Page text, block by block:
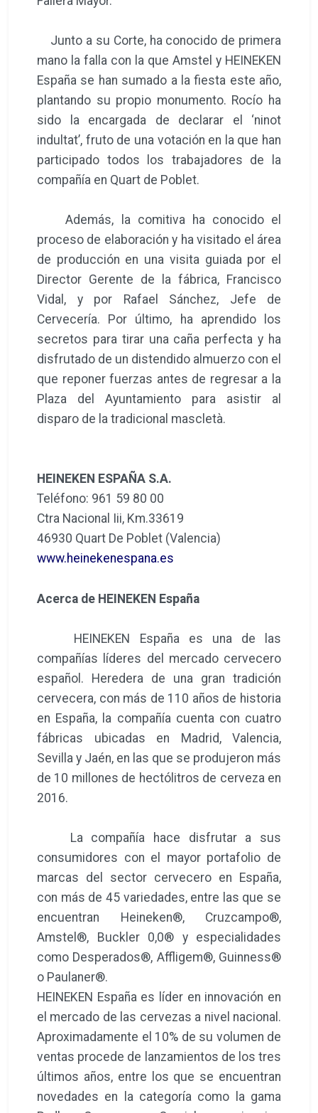
Junto a su Corte, ha conocido de primera
mano la falla con la que Amstel y HEINEKEN
España se han sumado a la fiesta este año,
plantando su propio monumento. Rocío ha
sido la encargada de declarar el ‘ninot
indultat’, fruto de una votación en la que han
participado todos los trabajadores de la
compañía en Quart de Poblet.
Además, la comitiva ha conocido el
proceso de elaboración y ha visitado el área
de producción en una visita guiada por el
Director Gerente de la fábrica, Francisco
Vidal, y por Rafael Sánchez, Jefe de
Cervecería. Por último, ha aprendido los
secretos para tirar una caña perfecta y ha
disfrutado de un distendido almuerzo con el
que reponer fuerzas antes de regresar a la
Plaza del Ayuntamiento para asistir al
disparo de la tradicional mascletà.
HEINEKEN ESPAÑA S.A.
Teléfono: 961 59 80 00
Ctra Nacional Iii, Km.33619
46930 Quart De Poblet (Valencia)
www.heinekenespana.es
Acerca de HEINEKEN España
HEINEKEN España es una de las
compañías líderes del mercado cervecero
español. Heredera de una gran tradición
cervecera, con más de 110 años de historia
en España, la compañía cuenta con cuatro
fábricas ubicadas en Madrid, Valencia,
Sevilla y Jaén, en las que se produjeron más
de 10 millones de hectólitros de cerveza en
2016.
La compañía hace disfrutar a sus
consumidores con el mayor portafolio de
marcas del sector cervecero en España,
con más de 45 variedades, entre las que se
encuentran Heineken®, Cruzcampo®,
Amstel®, Buckler 0,0® y especialidades
como Desperados®, Affligem®, Guinness®
o Paulaner®.
HEINEKEN España es líder en innovación en
el mercado de las cervezas a nivel nacional.
Aproximadamente el 10% de su volumen de
ventas procede de lanzamientos de los tres
últimos años, entre los que se encuentran
novedades en la categoría como la gama